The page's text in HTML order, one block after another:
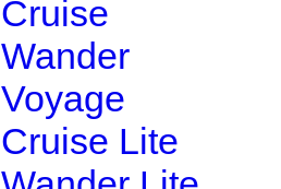
Cruise
Wander
Voyage
Cruise Lite